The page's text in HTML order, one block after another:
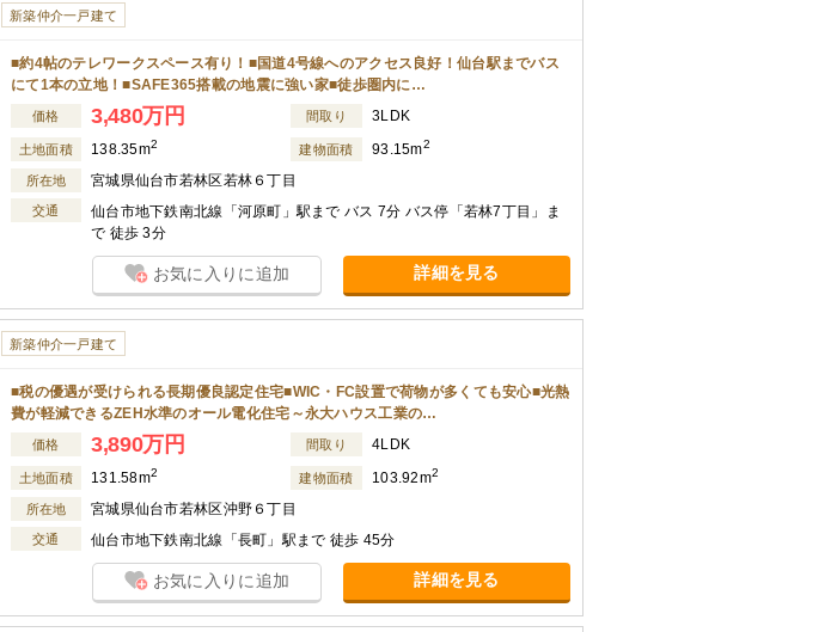
新築仲介一戸建て
■約4帖のテレワークスペース有り！■国道4号線へのアクセス良好！仙台駅までバス
にて1本の立地！■SAFE365搭載の地震に強い家■徒歩圏内に…
価格 3,480万円 間取り 3LDK
土地面積 138.35m2 建物面積 93.15m2
所在地 宮城県仙台市若林区若林６丁目
交通
仙台市地下鉄南北線「河原町」駅まで バス 7分 バス停「若林7丁目」ま
で 徒歩 3分
お気に入りに追加 詳細を見る
新築仲介一戸建て
■税の優遇が受けられる長期優良認定住宅■WIC・FC設置で荷物が多くても安心■光熱
費が軽減できるZEH水準のオール電化住宅～永大ハウス工業の…
価格 3,890万円 間取り 4LDK
土地面積 131.58m2 建物面積 103.92m2
所在地 宮城県仙台市若林区沖野６丁目
交通 仙台市地下鉄南北線「長町」駅まで 徒歩 45分
お気に入りに追加 詳細を見る